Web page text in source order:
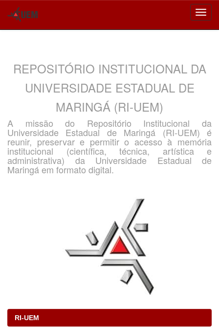
REPOSITÓRIO INSTITUCIONAL DA
UNIVERSIDADE ESTADUAL DE
MARINGÁ (RI-UEM)
A missão do Repositório Institucional da
Universidade Estadual de Maringá (RI-UEM) é
reunir, preservar e permitir o acesso à memória
institucional (científica, técnica, artística e
administrativa) da Universidade Estadual de
Maringá em formato digital.
RI-UEM